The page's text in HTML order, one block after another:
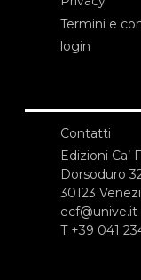
Termini e
login
Contatti
Edizioni Ca’
Dorsoduro
30123
ecf@unive.it
T +39 041